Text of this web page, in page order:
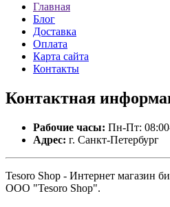
Главная
Блог
Доставка
Оплата
Карта сайта
Контакты
Контактная
Рабочие часы: Пн-Пт:
Адрес: г. Санкт-Петербург
Tesoro Shop - Интернет магазин
ООО "Tesoro Shop".